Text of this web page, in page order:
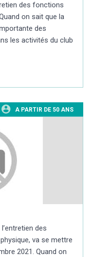
des fonctions
on sait que la
des
les activités du club
A PARTIR DE 50 ANS
des
va se mettre
2021. Quand on